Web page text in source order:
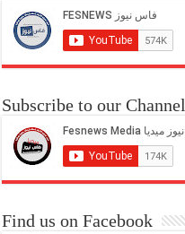
Subscribe to our Channel
Find us on Facebook